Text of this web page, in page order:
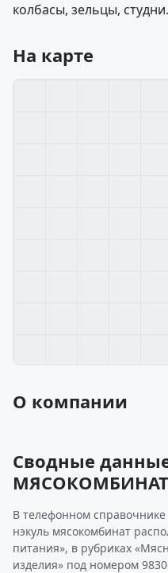
колбасы, зельцы, студни.
На карте
О компании
Сводные
МЯСОКОМБИНАТ
В телефонном
нэкуль мясокомбинат
питания», в рубриках
изделия» под номером